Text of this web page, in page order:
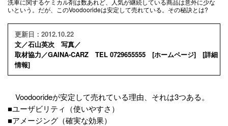
洗車に関するケミカル剤は数あれど、人気が継続している商品は意外に少な
いという。だが、このVoodoorideは安定して売れている。その秘訣とは?
更新日：2012.10.22
文／石山英次 写真／
取材協力／GAINA-CARZ TEL 0729655555 [ホームページ] [詳細
情報]
Voodoorideが安定して売れている理由、それは3つある。
■ユーザビリティ（使いやすさ）
■アメージング（確実な効果）